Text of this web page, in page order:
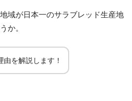
域が日本一のサラブレッド生産地
か。
由を解説します！